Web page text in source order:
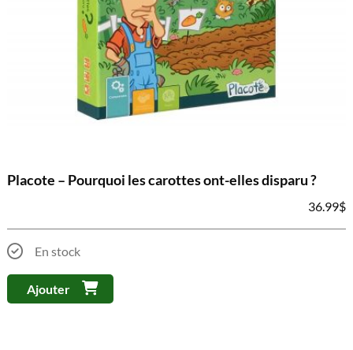
Placote – Pourquoi les carottes ont-elles disparu ?
36.99$
En stock
Ajouter